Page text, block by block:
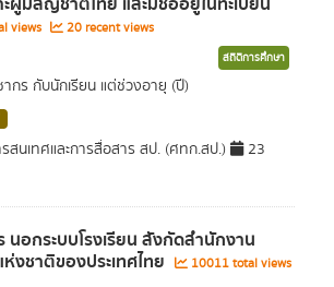
views 20 recent views
สถิติการศึกษา
ากร กับนักเรียน แต่ช่วงอายุ (ปี)
สนเทศและการสื่อสาร สป. (ศทก.สป.)
23
อกระบบโรงเรียน สังกัดสำนักงาน
งชาติของประเทศไทย
10011 total views